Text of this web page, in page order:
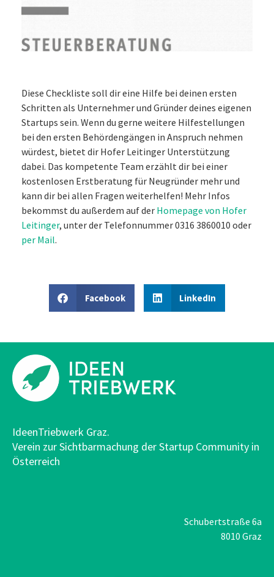
Diese Checkliste soll dir eine Hilfe bei deinen ersten
Schritten als Unternehmer und Gründer deines eigenen
Startups sein. Wenn du gerne weitere Hilfestellungen
bei den ersten Behördengängen in Anspruch nehmen
würdest, bietet dir Hofer Leitinger Unterstützung
dabei. Das kompetente Team erzählt dir bei einer
kostenlosen Erstberatung für Neugründer mehr und
kann dir bei allen Fragen weiterhelfen! Mehr Infos
bekommst du außerdem auf der Homepage von Hofer
Leitinger, unter der Telefonnummer 0316 3860010 oder
per Mail.
Facebook LinkedIn
IdeenTriebwerk Graz.
Verein zur Sichtbarmachung der Startup Community in
Österreich
Schubertstraße 6a
8010 Graz